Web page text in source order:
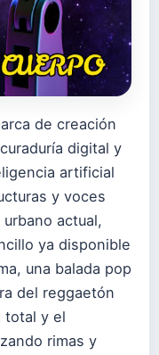
de creación
digital y
artificial
y voces
actual,
ya disponible
una balada pop
del reggaetón
total y el
rimas y